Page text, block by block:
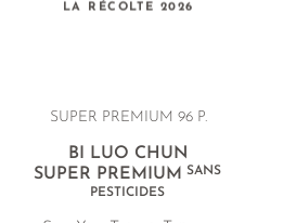
LA RÉCOLTE 2026
SUPER PREMIUM 96 P.
BI LUO CHUN
SUPER PREMIUMSANS
PESTICIDES